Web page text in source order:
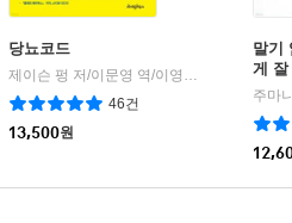
당뇨코드
제이슨 펑 저/이문영 역/이영훈 감수
라이팅
46건
13,500원
말기
게 잘
주마